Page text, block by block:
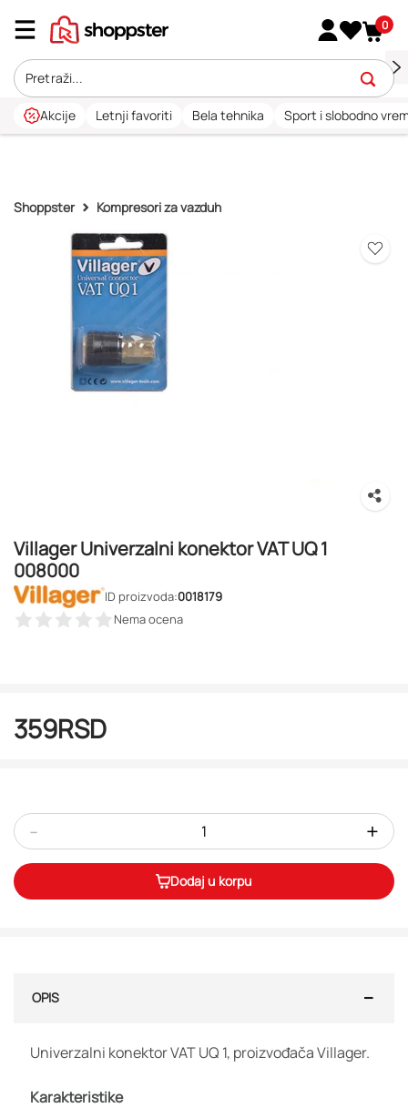
0
Akcije Letnji favoriti Bela tehnika Sport i slobodno
Shoppster Kompresori za vazduh
Villager Univerzalni konektor VAT UQ 1
008000
ID proizvoda:0018179
Nema ocena
359RSD
- +
Dodaj u korpu
OPIS
Univerzalni konektor VAT UQ 1, proizvođača Villager.
Karakteristike